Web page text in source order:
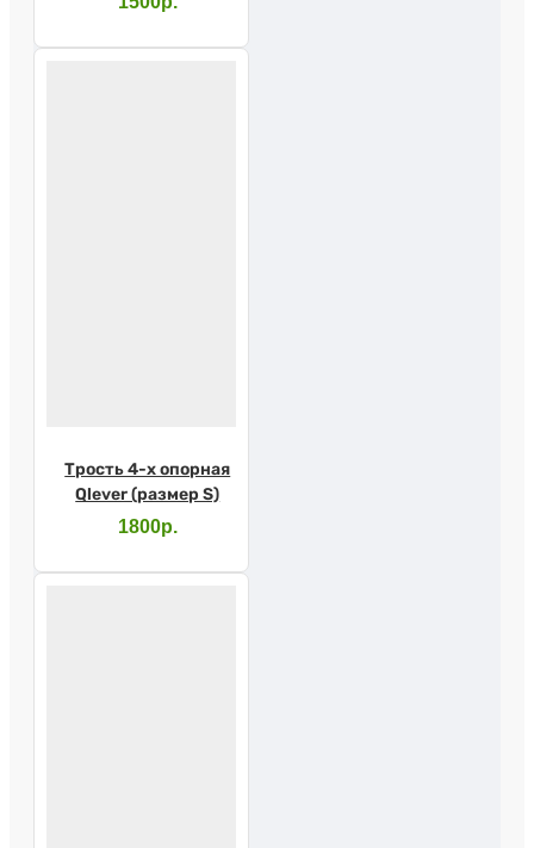
Трость 4-х опорная
Qlever (размер S)
1800р.